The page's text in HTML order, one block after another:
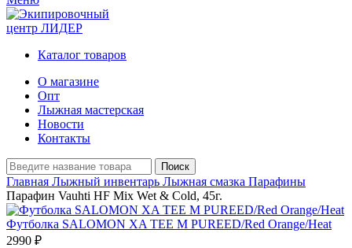
Каталог товаров
О магазине
Опт
Лыжная мастерская
Новости
Контакты
Поиск
Главная Лыжный инвентарь Лыжная смазка Парафины
Парафин Vauhti HF Mix Wet & Cold, 45г.
Футболка SALOMON XA TEE M PUREED/Red Orange/Heat
2990 ₽